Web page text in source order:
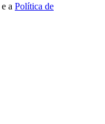
e a Política de